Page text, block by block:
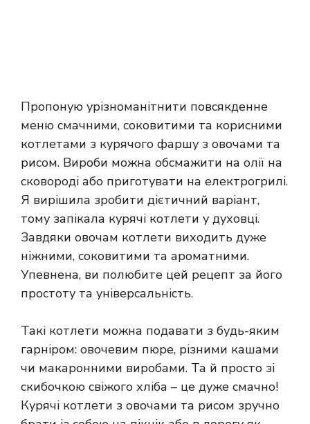
Пропоную урізноманітнити повсякденне
меню смачними, соковитими та корисними
котлетами з курячого фаршу з овочами та
рисом. Вироби можна обсмажити на олії на
сковороді або приготувати на електрогрилі.
Я вирішила зробити дієтичний варіант,
тому запікала курячі котлети у духовці.
Завдяки овочам котлети виходить дуже
ніжними, соковитими та ароматними.
Упевнена, ви полюбите цей рецепт за його
простоту та універсальність.
Такі котлети можна подавати з будь-яким
гарніром: овочевим пюре, різними кашами
чи макаронними виробами. Та й просто зі
скибочкою свіжого хліба – це дуже смачно!
Курячі котлети з овочами та рисом зручно